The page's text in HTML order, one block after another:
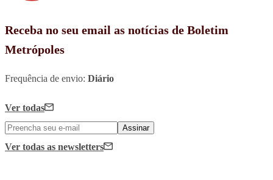
Receba no seu email as notícias de Boletim
Metrópoles
Frequência de envio: Diário
Ver todas
Assinar
Ver todas as newsletters